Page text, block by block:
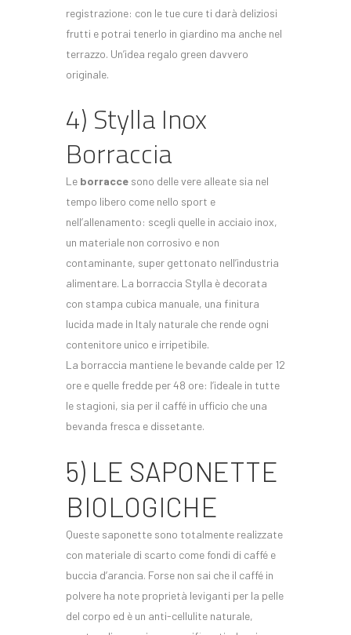
registrazione: con le tue cure ti darà deliziosi
frutti e potrai tenerlo in giardino ma anche nel
terrazzo. Un’idea regalo green davvero
originale.
4) Stylla Inox
Borraccia
Le borracce sono delle vere alleate sia nel
tempo libero come nello sport e
nell’allenamento: scegli quelle in acciaio inox,
un materiale non corrosivo e non
contaminante, super gettonato nell’industria
alimentare. La borraccia Stylla è decorata
con stampa cubica manuale, una finitura
lucida made in Italy naturale che rende ogni
contenitore unico e irripetibile.
La borraccia mantiene le bevande calde per 12
ore e quelle fredde per 48 ore: l’ideale in tutte
le stagioni, sia per il caffé in ufficio che una
bevanda fresca e dissetante.
5) LE SAPONETTE
BIOLOGICHE
Queste saponette sono totalmente realizzate
con materiale di scarto come fondi di caffé e
buccia d’arancia. Forse non sai che il caffé in
polvere ha note proprietà leviganti per la pelle
del corpo ed è un anti-cellulite naturale,